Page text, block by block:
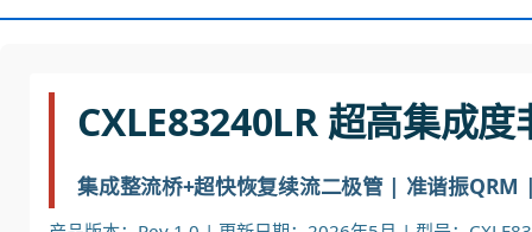
CXLE83240LR 超高集成
集成整流桥+超快恢复续流二极管 | 准谐振